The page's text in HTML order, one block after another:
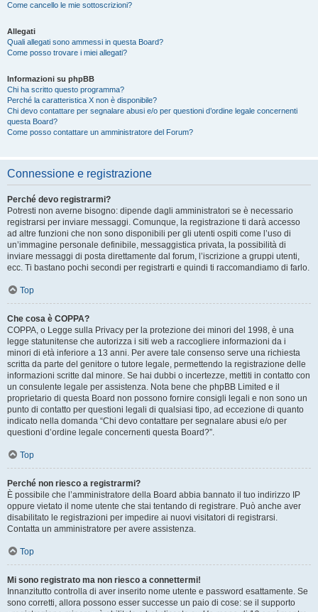
Come cancello le mie sottoscrizioni?
Allegati
Quali allegati sono ammessi in questa Board?
Come posso trovare i miei allegati?
Informazioni su phpBB
Chi ha scritto questo programma?
Perché la caratteristica X non è disponibile?
Chi devo contattare per segnalare abusi e/o per questioni d’ordine legale concernenti
questa Board?
Come posso contattare un amministratore del Forum?
Connessione e registrazione
Perché devo registrarmi?
Potresti non averne bisogno: dipende dagli amministratori se è necessario
registrarsi per inviare messaggi. Comunque, la registrazione ti darà accesso
ad altre funzioni che non sono disponibili per gli utenti ospiti come l’uso di
un’immagine personale definibile, messaggistica privata, la possibilità di
inviare messaggi di posta direttamente dal forum, l’iscrizione a gruppi utenti,
ecc. Ti bastano pochi secondi per registrarti e quindi ti raccomandiamo di farlo.
Top
Che cosa è COPPA?
COPPA, o Legge sulla Privacy per la protezione dei minori del 1998, è una
legge statunitense che autorizza i siti web a raccogliere informazioni da i
minori di età inferiore a 13 anni. Per avere tale consenso serve una richiesta
scritta da parte del genitore o tutore legale, permettendo la registrazione delle
informazioni scritte dal minore. Se hai dubbi o incertezze, mettiti in contatto con
un consulente legale per assistenza. Nota bene che phpBB Limited e il
proprietario di questa Board non possono fornire consigli legali e non sono un
punto di contatto per questioni legali di qualsiasi tipo, ad eccezione di quanto
indicato nella domanda “Chi devo contattare per segnalare abusi e/o per
questioni d’ordine legale concernenti questa Board?”.
Top
Perché non riesco a registrarmi?
È possibile che l’amministratore della Board abbia bannato il tuo indirizzo IP
oppure vietato il nome utente che stai tentando di registrare. Può anche aver
disabilitato le registrazioni per impedire ai nuovi visitatori di registrarsi.
Contatta un amministratore per avere assistenza.
Top
Mi sono registrato ma non riesco a connettermi!
Innanzitutto controlla di aver inserito nome utente e password esattamente. Se
sono corretti, allora possono esser successe un paio di cose: se il supporto